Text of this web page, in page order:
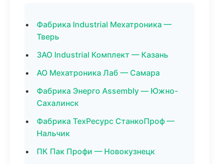
Фабрика Industrial Мехатроника —
Тверь
ЗАО Industrial Комплект — Казань
АО Мехатроника Лаб — Самара
Фабрика Энерго Assembly — Южно-
Сахалинск
Фабрика ТехРесурс СтанкоПроф —
Нальчик
ПК Пак Профи — Новокузнецк